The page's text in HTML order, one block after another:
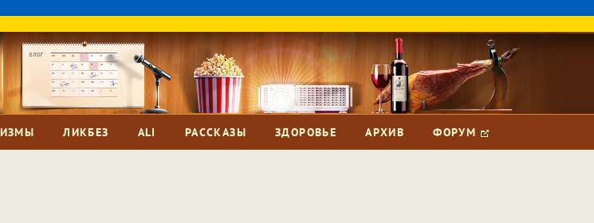
ЛИКБЕЗ ALI РАССКАЗЫ ЗДОРОВЬЕ АРХИВ ФОРУМ